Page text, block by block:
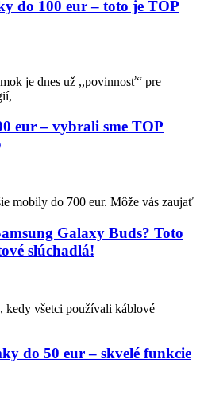
do 100 eur – toto je TOP
je dnes už ,,povinnosť“ pre
eur – vybrali sme TOP
mobily do 700 eur. Môže vás zaujať
Galaxy Buds? Toto
slúchadlá!
kedy všetci používali káblové
do 50 eur – skvelé funkcie